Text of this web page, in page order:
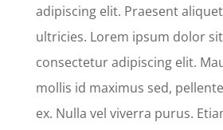
adipiscing elit. Praesent
ultricies. Lorem ipsum dolor
consectetur adipiscing elit.
mollis id maximus sed,
ex. Nulla vel viverra purus.